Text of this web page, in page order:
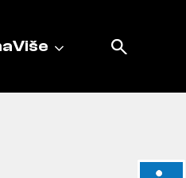
Više